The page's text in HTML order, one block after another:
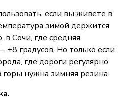
если вы живете в
зимой держится
Сочи, где средняя
градусов. Но только если
где дороги регулярно
горы нужна зимняя резина.